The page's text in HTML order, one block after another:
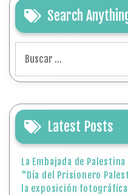
Search
Latest Posts
La Embajada de
"Día del Prisionero
la exposición